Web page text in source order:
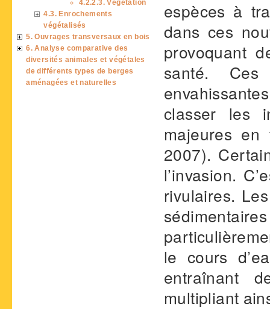
espèces à
dans ces
provoquant
santé. Ces
classer les
majeures en
2007).
l’invasion.
rivulaires.
le cours
entraînant
multipliant
4.2.2.3. Végétation
4.3. Enrochements
végétalisés
5. Ouvrages transversaux en bois
6. Analyse comparative des
diversités animales et végétales
de différents types de berges
aménagées et naturelles